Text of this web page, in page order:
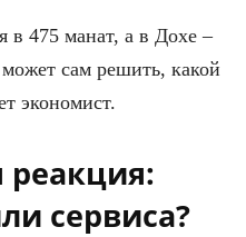
в 475 манат, а в Дохе –
сам решить, какой
экономист.
сервиса?